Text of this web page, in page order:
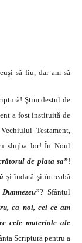
să fiu, dar am să
Ştim destul de
a fost instituită de
Testament,
slujba lor! În Noul
de plata sa”!
şi îndată şi întreabă
? Sfântul
ca noi, cei ce am
cele materiale ale
Scriptură pentru a